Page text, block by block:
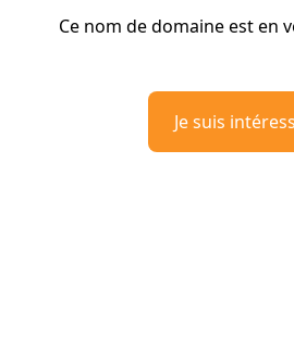
Ce nom de domaine est en
Je suis